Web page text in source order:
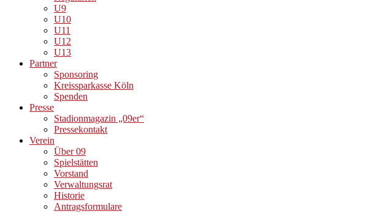
U9
U10
U11
U12
U13
Partner
Sponsoring
Kreissparkasse Köln
Spenden
Presse
Stadionmagazin „09er“
Pressekontakt
Verein
Über 09
Spielstätten
Vorstand
Verwaltungsrat
Historie
Antragsformulare